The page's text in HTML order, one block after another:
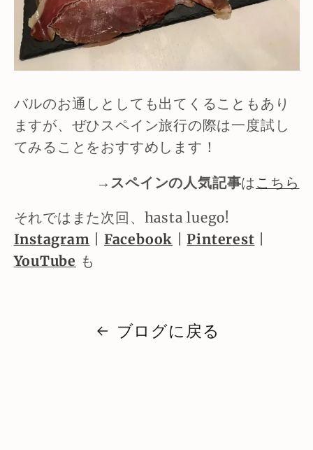
バルのお通しとしても出てくることもあり
ますが、ぜひスペイン旅行の際は一度試し
てみることをおすすめします！
→ スペインの人気記事は こちら
それではまた次回、hasta luego!
Instagram
Facebook |Pinterest
YouTube も
ブログに戻る